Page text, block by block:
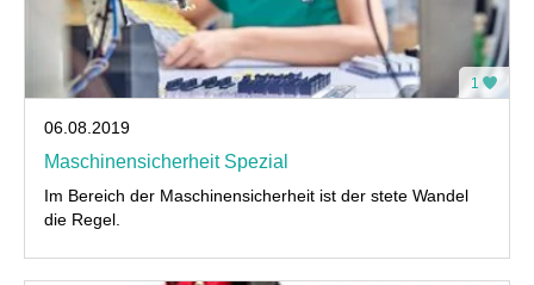
1
06.08.2019
Maschinensicherheit Spezial
Im Bereich der Maschinensicherheit ist der stete Wandel
die Regel.